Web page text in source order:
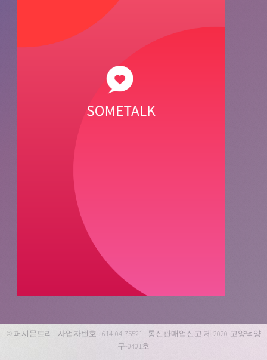
© 퍼시몬트리 | 사업자번호 : 614-04-75521 | 통신판매업신고 제 2020-고양덕양
구-0401호